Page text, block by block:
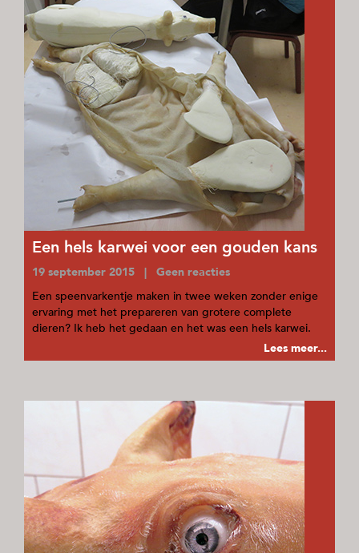
Een hels karwei voor een gouden kans
19 september 2015 | Geen reacties
Een speenvarkentje maken in twee weken zonder enige
ervaring met het prepareren van grotere complete
dieren? Ik heb het gedaan en het was een hels karwei.
Lees meer...